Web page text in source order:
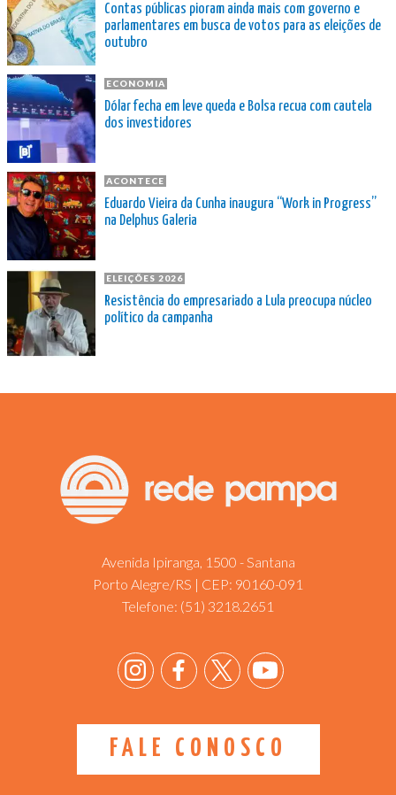
Contas públicas pioram ainda mais com governo e
parlamentares em busca de votos para as eleições de
outubro
ECONOMIA
Dólar fecha em leve queda e Bolsa recua com cautela
dos investidores
ACONTECE
Eduardo Vieira da Cunha inaugura “Work in Progress”
na Delphus Galeria
ELEIÇÕES 2026
Resistência do empresariado a Lula preocupa núcleo
político da campanha
Avenida Ipiranga, 1500 - Santana
Porto Alegre/RS | CEP: 90160-091
Telefone: (51) 3218.2651
FALE CONOSCO